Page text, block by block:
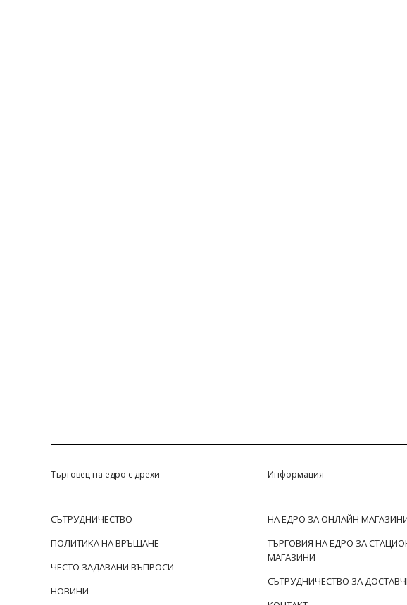
Търговец на едро с дрехи
СЪТРУДНИЧЕСТВО
ПОЛИТИКА НА ВРЪЩАНЕ
ЧЕСТО ЗАДАВАНИ ВЪПРОСИ
НОВИНИ
Информация
НА ЕДРО ЗА ОНЛАЙН
ТЪРГОВИЯ НА ЕДРО ЗА
МАГАЗИНИ
СЪТРУДНИЧЕСТВО ЗА